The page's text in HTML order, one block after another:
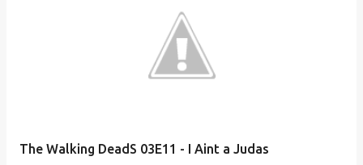
The Walking DeadS 03E11 - I Aint a Judas